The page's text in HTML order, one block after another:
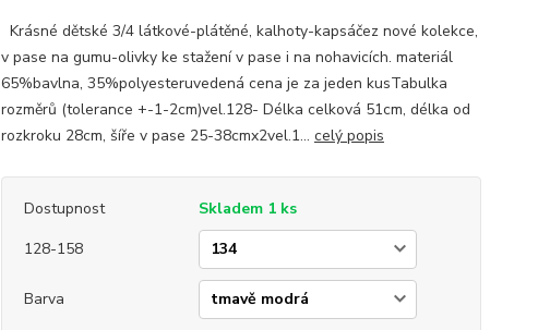
Krásné dětské 3/4 látkové-plátěné, kalhoty-kapsáčez nové kolekce,
v pase na gumu-olivky ke stažení v pase i na nohavicích. materiál
65%bavlna, 35%polyesteruvedená cena je za jeden kusTabulka
rozměrů (tolerance +-1-2cm)vel.128- Délka celková 51cm, délka od
rozkroku 28cm, šíře v pase 25-38cmx2vel.1... celý popis
Dostupnost
Skladem 1 ks
128-158
Barva